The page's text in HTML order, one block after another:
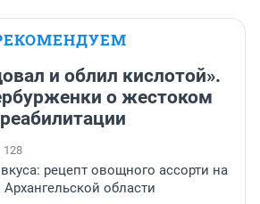
и облил кислотой».
о жестоком
128
рецепт овощного ассорти на
области